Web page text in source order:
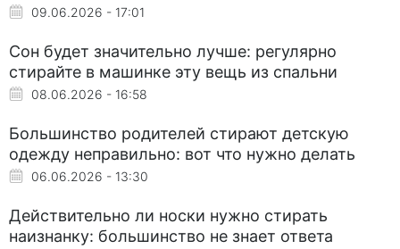
09.06.2026 - 17:01
Сон будет значительно лучше: регулярно
стирайте в машинке эту вещь из спальни
08.06.2026 - 16:58
Большинство родителей стирают детскую
одежду неправильно: вот что нужно делать
06.06.2026 - 13:30
Действительно ли носки нужно стирать
наизнанку: большинство не знает ответа